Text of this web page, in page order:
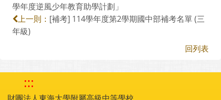
學年度逆風少年教育助學計劃」
上一則： [補考] 114學年度第2學期國中部補考名單 (三
年級)
回列表
:::
財團法人東海大學附屬高級中等學校